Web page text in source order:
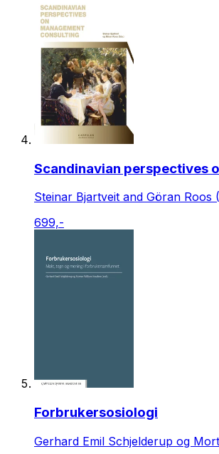
Scandinavian perspectives
Steinar Bjartveit and Göran Roos
699,-
Forbrukersosiologi
Gerhard Emil Schjelderup og